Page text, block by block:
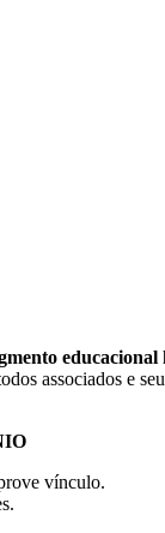
educacional
associados e
vínculo.